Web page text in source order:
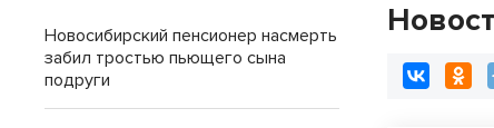
Новосибирский пенсионер насмерть
забил тростью пьющего сына
подруги